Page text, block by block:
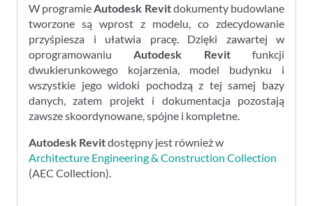
W programieAutodesk Revitdokumenty budowlane
tworzone są wprost z modelu, co zdecydowanie
przyśpiesza i ułatwia pracę. Dzięki zawartej w
oprogramowaniuAutodesk Revitfunkcji
dwukierunkowego kojarzenia, model budynku i
wszystkie jego widoki pochodzą z tej samej bazy
danych, zatem projekt i dokumentacja pozostają
zawsze skoordynowane, spójne i kompletne.
Autodesk Revitdostępny jest również w
Architecture Engineering & Construction Collection
(AEC Collection).